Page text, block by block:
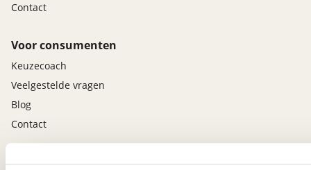
Contact
Voor consumenten
Keuzecoach
Veelgestelde vragen
Blog
Contact
viaBOVAG.nl app